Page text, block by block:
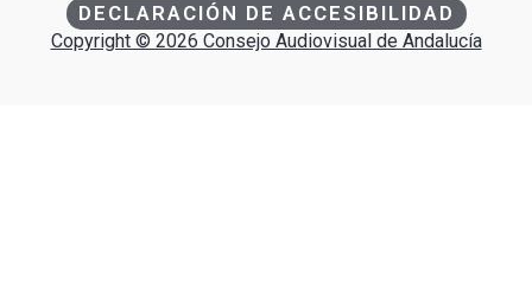
DECLARACIÓN DE ACCESIBILIDAD
Copyright © 2026 Consejo Audiovisual de Andalucía